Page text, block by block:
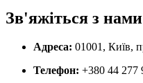
Зв'яжіться з нами
Адреса: 01001, Київ,
Телефон: +380 44 277